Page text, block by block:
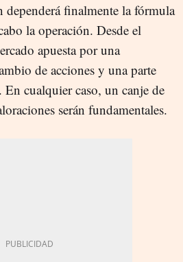
dependerá finalmente la fórmula
la operación. Desde el
apuesta por una
de acciones y una parte
cualquier caso, un canje de
serán fundamentales.